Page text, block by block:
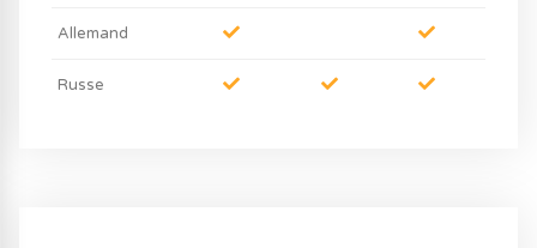
Allemand
Russe